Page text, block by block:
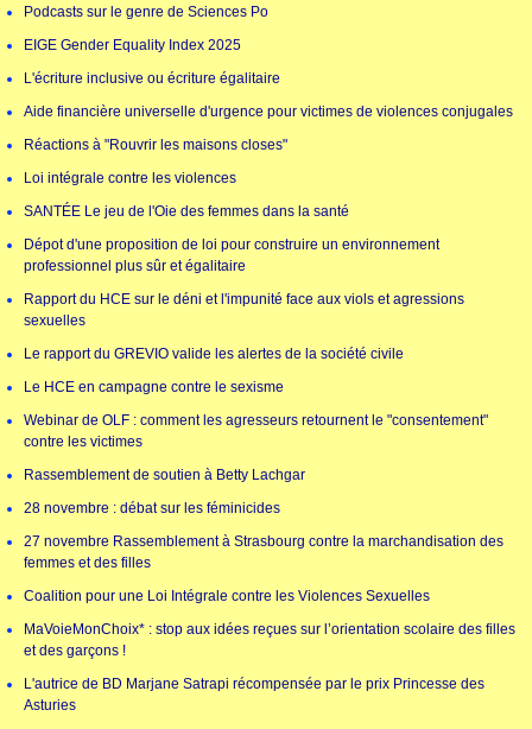
Podcasts sur le genre de Sciences Po
EIGE Gender Equality Index 2025
L'écriture inclusive ou écriture égalitaire
Aide financière universelle d'urgence pour victimes de violences conjugales
Réactions à "Rouvrir les maisons closes"
Loi intégrale contre les violences
SANTÉE Le jeu de l'Oie des femmes dans la santé
Dépot d'une proposition de loi pour construire un environnement
professionnel plus sûr et égalitaire
Rapport du HCE sur le déni et l'impunité face aux viols et agressions
sexuelles
Le rapport du GREVIO valide les alertes de la société civile
Le HCE en campagne contre le sexisme
Webinar de OLF : comment les agresseurs retournent le "consentement"
contre les victimes
Rassemblement de soutien à Betty Lachgar
28 novembre : débat sur les féminicides
27 novembre Rassemblement à Strasbourg contre la marchandisation des
femmes et des filles
Coalition pour une Loi Intégrale contre les Violences Sexuelles
MaVoieMonChoix* : stop aux idées reçues sur l’orientation scolaire des filles
et des garçons !
L'autrice de BD Marjane Satrapi récompensée par le prix Princesse des
Asturies